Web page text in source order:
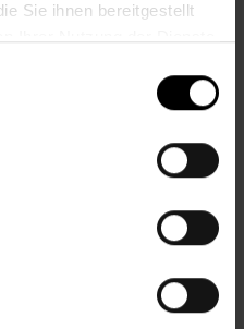
Sie ihnen bereitgestellt
13.00 - 14.00
15